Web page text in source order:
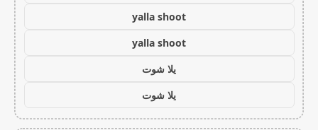
yalla shoot
yalla shoot
يلا شوت
يلا شوت